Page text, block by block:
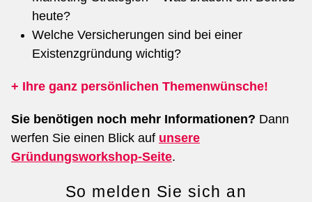
heute?
Welche Versicherungen sind bei einer
Existenzgründung wichtig?
+ Ihre ganz persönlichen Themenwünsche!
Sie benötigen noch mehr Informationen? Dann
werfen Sie einen Blick auf unsere
Gründungsworkshop-Seite.
So melden Sie sich an